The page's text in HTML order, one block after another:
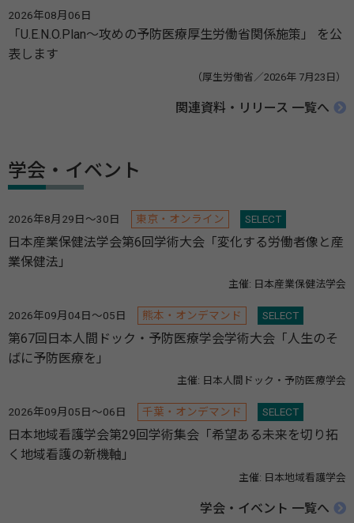
2026年08月06日
「U.E.N.O.Plan～攻めの予防医療厚生労働省関係施策」 を公
表します
（厚生労働省／2026年 7月23日）
関連資料・リリース 一覧へ
学会・イベント
2026年8月29日～30日 東京・オンライン SELECT
日本産業保健法学会第6回学術大会「変化する労働者像と産
業保健法」
主催: 日本産業保健法学会
2026年09月04日～05日 熊本・オンデマンド SELECT
第67回日本人間ドック・予防医療学会学術大会「人生のそ
ばに予防医療を」
主催: 日本人間ドック・予防医療学会
2026年09月05日～06日 千葉・オンデマンド SELECT
日本地域看護学会第29回学術集会「希望ある未来を切り拓
く地域看護の新機軸」
主催: 日本地域看護学会
学会・イベント 一覧へ